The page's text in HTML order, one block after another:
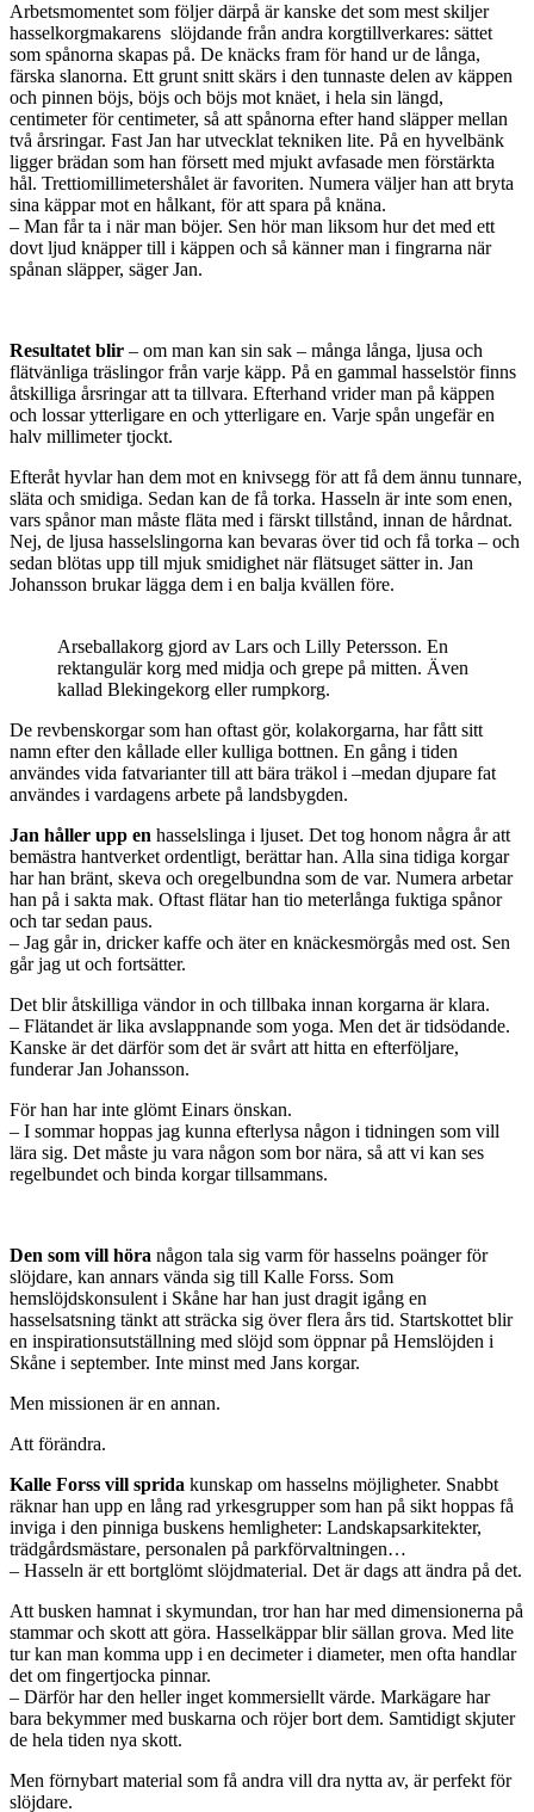
Arbetsmomentet som följer därpå är kanske det som mest skiljer
hasselkorgmakarens slöjdande från andra korgtillverkares: sättet
som spånorna skapas på. De knäcks fram för hand ur de långa,
färska slanorna. Ett grunt snitt skärs i den tunnaste delen av käppen
och pinnen böjs, böjs och böjs mot knäet, i hela sin längd,
centimeter för centimeter, så att spånorna efter hand släpper mellan
två årsringar. Fast Jan har utvecklat tekniken lite. På en hyvelbänk
ligger brädan som han försett med mjukt avfasade men förstärkta
hål. Trettiomillimetershålet är favoriten. Numera väljer han att bryta
sina käppar mot en hålkant, för att spara på knäna.
– Man får ta i när man böjer. Sen hör man liksom hur det med ett
dovt ljud knäpper till i käppen och så känner man i fingrarna när
spånan släpper, säger Jan.
Resultatet blir – om man kan sin sak – många långa, ljusa och
flätvänliga träslingor från varje käpp. På en gammal hasselstör finns
åtskilliga årsringar att ta tillvara. Efterhand vrider man på käppen
och lossar ytterligare en och ytterligare en. Varje spån ungefär en
halv millimeter tjockt.
Efteråt hyvlar han dem mot en knivsegg för att få dem ännu tunnare,
släta och smidiga. Sedan kan de få torka. Hasseln är inte som enen,
vars spånor man måste fläta med i färskt tillstånd, innan de hårdnat.
Nej, de ljusa hasselslingorna kan bevaras över tid och få torka – och
sedan blötas upp till mjuk smidighet när flätsuget sätter in. Jan
Johansson brukar lägga dem i en balja kvällen före.
Arseballakorg gjord av Lars och Lilly Petersson. En
rektangulär korg med midja och grepe på mitten. Även
kallad Blekingekorg eller rumpkorg.
De revbenskorgar som han oftast gör, kolakorgarna, har fått sitt
namn efter den kållade eller kulliga bottnen. En gång i tiden
användes vida fatvarianter till att bära träkol i –medan djupare fat
användes i vardagens arbete på landsbygden.
Jan håller upp en hasselslinga i ljuset. Det tog honom några år att
bemästra hantverket ordentligt, berättar han. Alla sina tidiga korgar
har han bränt, skeva och oregelbundna som de var. Numera arbetar
han på i sakta mak. Oftast flätar han tio meterlånga fuktiga spånor
och tar sedan paus.
– Jag går in, dricker kaffe och äter en knäckesmörgås med ost. Sen
går jag ut och fortsätter.
Det blir åtskilliga vändor in och tillbaka innan korgarna är klara.
– Flätandet är lika avslappnande som yoga. Men det är tidsödande.
Kanske är det därför som det är svårt att hitta en efterföljare,
funderar Jan Johansson.
För han har inte glömt Einars önskan.
– I sommar hoppas jag kunna efterlysa någon i tidningen som vill
lära sig. Det måste ju vara någon som bor nära, så att vi kan ses
regelbundet och binda korgar tillsammans.
Den som vill höra någon tala sig varm för hasselns poänger för
slöjdare, kan annars vända sig till Kalle Forss. Som
hemslöjdskonsulent i Skåne har han just dragit igång en
hasselsatsning tänkt att sträcka sig över flera års tid. Startskottet blir
en inspirationsutställning med slöjd som öppnar på Hemslöjden i
Skåne i september. Inte minst med Jans korgar.
Men missionen är en annan.
Att förändra.
Kalle Forss vill sprida kunskap om hasselns möjligheter. Snabbt
räknar han upp en lång rad yrkesgrupper som han på sikt hoppas få
inviga i den pinniga buskens hemligheter: Landskapsarkitekter,
trädgårdsmästare, personalen på parkförvaltningen…
– Hasseln är ett bortglömt slöjdmaterial. Det är dags att ändra på det.
Att busken hamnat i skymundan, tror han har med dimensionerna på
stammar och skott att göra. Hasselkäppar blir sällan grova. Med lite
tur kan man komma upp i en decimeter i diameter, men ofta handlar
det om fingertjocka pinnar.
– Därför har den heller inget kommersiellt värde. Markägare har
bara bekymmer med buskarna och röjer bort dem. Samtidigt skjuter
de hela tiden nya skott.
Men förnybart material som få andra vill dra nytta av, är perfekt för
slöjdare.